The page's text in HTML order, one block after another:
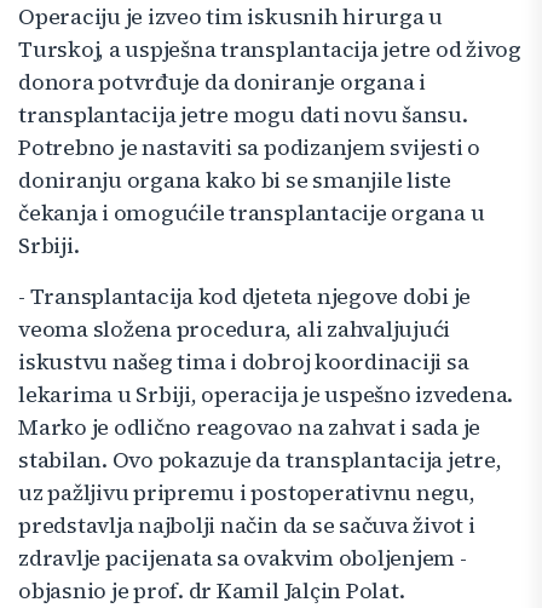
Operaciju je izveo tim iskusnih hirurga u
Turskoj, a uspješna transplantacija jetre od živog
donora potvrđuje da doniranje organa i
transplantacija jetre mogu dati novu šansu.
Potrebno je nastaviti sa podizanjem svijesti o
doniranju organa kako bi se smanjile liste
čekanja i omogućile transplantacije organа u
Srbiji.
- Transplantacija kod djeteta njegove dobi je
veoma složena procedura, ali zahvaljujući
iskustvu našeg tima i dobroj koordinaciji sa
lekarima u Srbiji, operacija je uspešno izvedena.
Marko je odlično reagovao na zahvat i sada je
stabilan. Ovo pokazuje da transplantacija jetre,
uz pažljivu pripremu i postoperativnu negu,
predstavlja najbolji način da se sačuva život i
zdravlje pacijenata sa ovakvim oboljenjem -
objasnio je prof. dr Kamil Jalçin Polat.